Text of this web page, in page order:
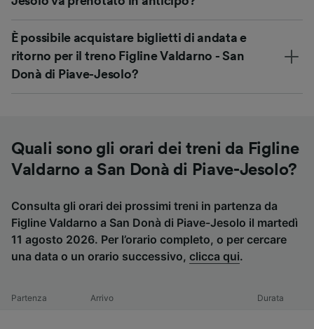
È possibile acquistare biglietti di andata e
ritorno per il treno Figline Valdarno - San
Donà di Piave-Jesolo?
Quali sono gli orari dei treni da Figline
Valdarno a San Donà di Piave-Jesolo?
Consulta gli orari dei prossimi treni in partenza da
Figline Valdarno a San Donà di Piave-Jesolo il martedì
11 agosto 2026. Per l’orario completo, o per cercare
una data o un orario successivo, clicca qui.
Partenza Arrivo Durata